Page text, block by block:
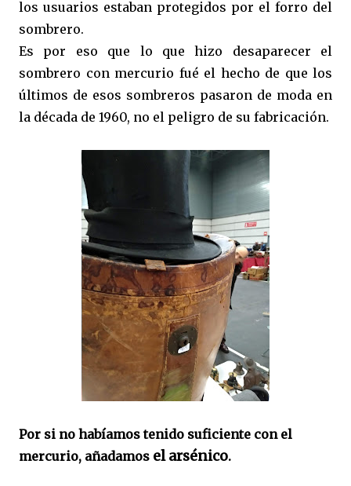
los usuarios estaban protegidos por el forro del
sombrero.
Es por eso que lo que hizo desaparecer el
sombrero con mercurio fué el hecho de que los
últimos de esos sombreros pasaron de moda en
la década de 1960, no el peligro de su fabricación.
Por si no habíamos tenido suficiente con el
mercurio, añadamos el arsénico.